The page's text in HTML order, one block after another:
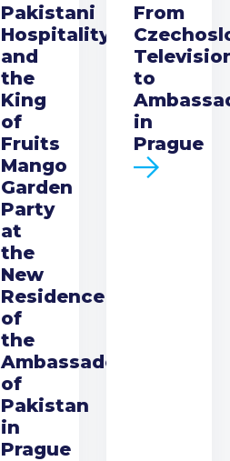
Pakistani
Hospitality
and
the
King
of
Fruits
Mango
Garden
Party
at
the
New
Residence
of
the
Ambassador
of
Pakistan
in
Prague
From
to
in
Prague